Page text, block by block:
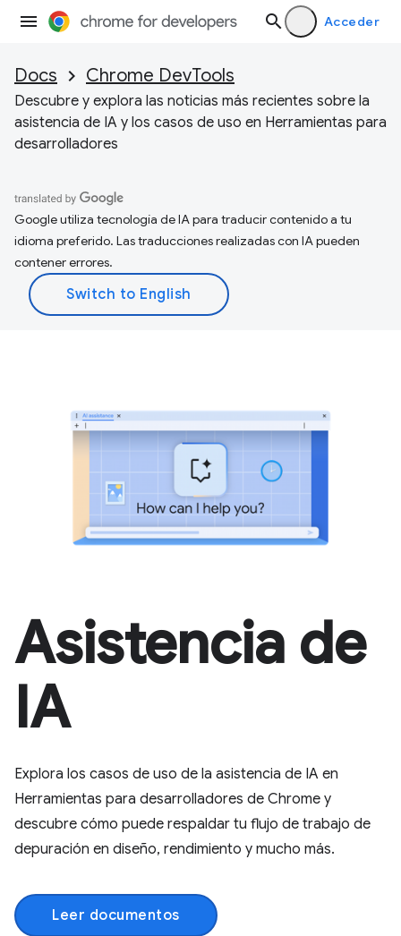
Acceder
Docs Chrome DevTools
Descubre y explora las noticias más recientes sobre la
asistencia de IA y los casos de uso en Herramientas para
desarrolladores
Google utiliza tecnología de IA para traducir contenido a tu
idioma preferido. Las traducciones realizadas con IA pueden
contener errores.
Asistencia de
IA
Explora los casos de uso de la asistencia de IA en
Herramientas para desarrolladores de Chrome y
descubre cómo puede respaldar tu flujo de trabajo de
depuración en diseño, rendimiento y mucho más.
Leer documentos